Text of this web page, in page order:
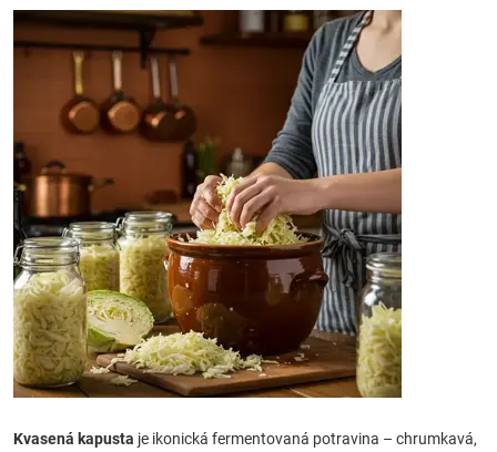
Kvasená kapusta je ikonická fermentovaná potravina – chrumkavá,